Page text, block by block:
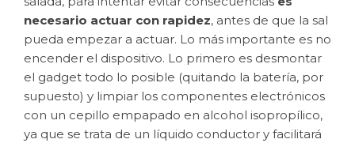
necesario actuar con rapidez, antes de que la sal
pueda empezar a actuar. Lo más importante es no
encender el dispositivo. Lo primero es desmontar
el gadget todo lo posible (quitando la batería, por
supuesto) y limpiar los componentes electrónicos
con un cepillo empapado en alcohol isopropílico,
ya que se trata de un líquido conductor y facilitará